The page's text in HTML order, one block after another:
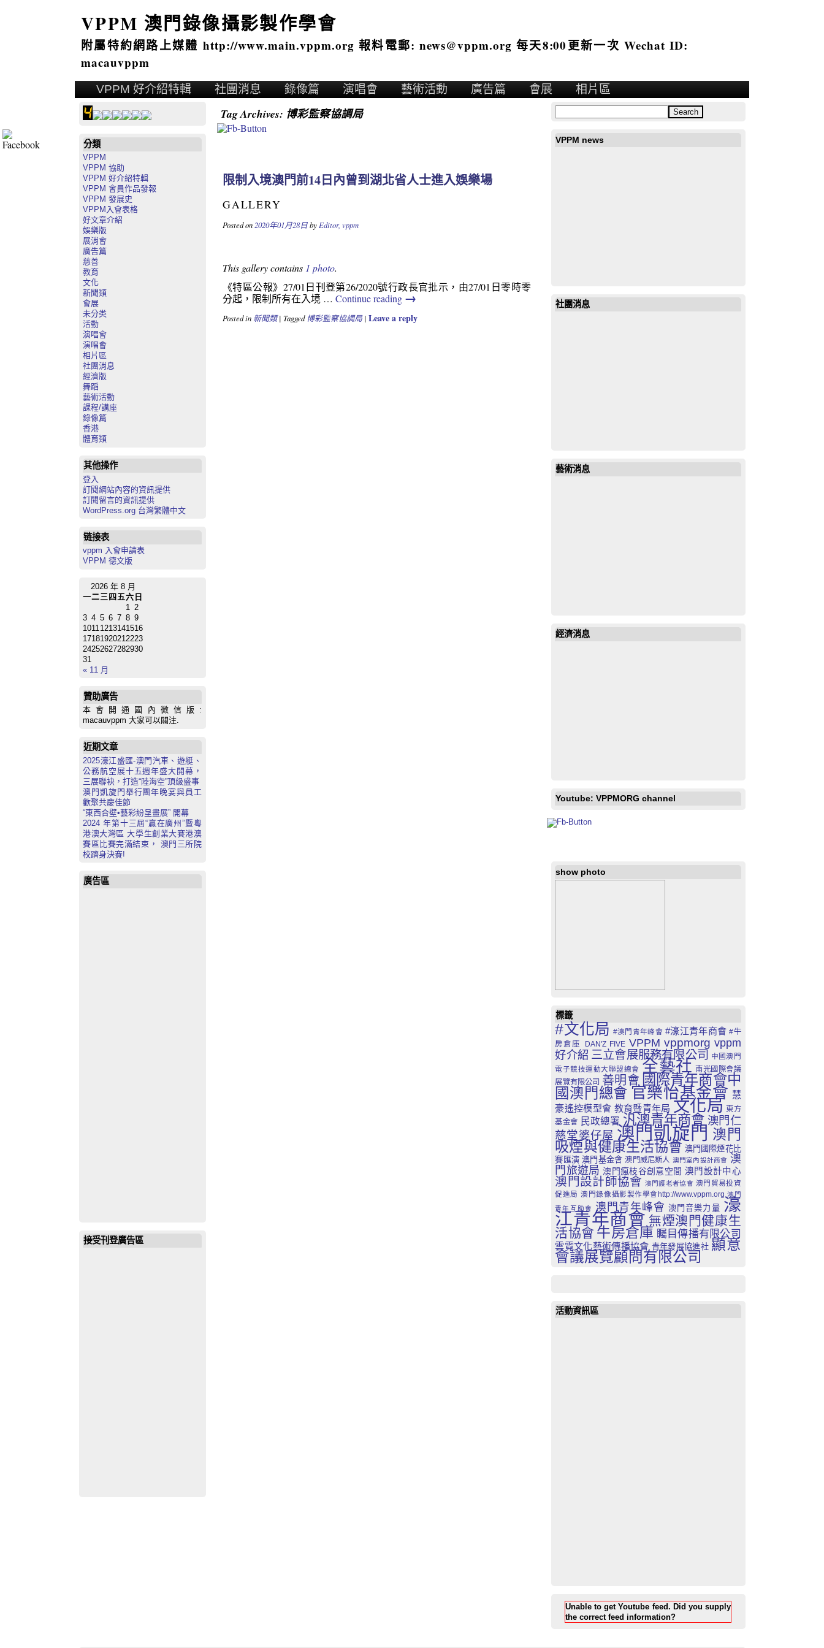
VPPM 澳門錄像攝影製作學會
附屬特約網路上媒體 http://www.main.vppm.org 報料電郵: news@vppm.org 每天8:00更新一次 Wechat ID:
macauvppm
VPPM 好介紹特輯 社團消息 錄像篇 演唱會 藝術活動 廣告篇 會展 相片區
分類
VPPM
VPPM 協助
VPPM 好介紹特輯
VPPM 會員作品發報
VPPM 發展史
VPPM入會表格
好文章介紹
娛樂版
展消會
廣告篇
慈善
教育
文化
新聞類
會展
未分类
活動
演唱會
演唱會
相片區
社團消息
經濟版
舞蹈
藝術活動
課程/講座
錄像篇
香港
體育類
其他操作
登入
訂閱網站內容的資訊提供
訂閱留言的資訊提供
WordPress.org 台灣繁體中文
链接表
vppm 入會申請表
VPPM 德文版
2026 年 8 月
一二三 四五六 日
1
2
3 4 5 6 7 8 9
1011 1213141516
1718192021 2223
24252627282930
31
« 11 月
贊助廣告
本會開通國內微信版:
macauvppm 大家可以關注.
近期文章
2025濠江盛匯-澳門汽車、遊艇、
公務航空展十五週年盛大開幕，
三展聯袂，打造“陸海空”頂級盛事
澳門凱旋門舉行團年晚宴與員工
歡聚共慶佳節
“東西合壁•藝彩紛呈畫展” 開幕
2024 年第十三屆“贏在廣州”暨粵
港澳大灣區 大學生創業大賽港澳
賽區比賽完滿結束， 澳門三所院
校躋身決賽!
廣告區
接受刊登廣告區
Tag Archives: 博彩監察協調局
限制入境澳門前14日內曾到湖北省人士進入娛樂場
GALLERY
Posted on 2020年01月28日by Editor, vppm
This gallery contains 1 photo.
《特區公報》27/01日刊登第26/2020號行政長官批示，由27/01日零時零
分起，限制所有在入境 … Continue reading →
Posted in 新聞類| Tagged 博彩監察協調局| Leave a reply
VPPM news
社團消息
藝術消息
經濟消息
Youtube: VPPMORG channel
show photo
標籤
#文化局 #澳門青年峰會 #濠江青年商會 #牛
房倉庫
DAN'Z FIVE VPPM vppmorg vppm
好介紹 三立會展服務有限公司
中國澳門
電子競技運動大聯盟總會 全藝社 南光國際會議
展覽有限公司 善明會 國際青年商會中
國澳門總會 官樂怡基金會 慧
豪遙控模型會 教育暨青年局 文化局 東方
基金會 民政總署 汎澳青年商會 澳門仁
慈堂婆仔屋 澳門凱旋門 澳門
吸煙與健康生活協會 澳門國際煙花比
賽匯演 澳門基金會 澳門威尼斯人 澳門室內設計商會 澳
門旅遊局 澳門瘋枝谷創意空間 澳門設計中心
澳門設計師協會 澳門護老者協會 澳門貿易投資
促進局 澳門錄像攝影製作學會http://www.vppm.org 澳門
青年互助會
澳門青年峰會 澳門音樂力量 濠
江青年商會 無煙澳門健康生
活協會 牛房倉庫 矚目傳播有限公司
雲霓文化藝術傳播協會 青年發展協進社 顯意
會議展覽顧問有限公司
活動資訊區
Unable to get Youtube feed. Did you supply
the correct feed information?